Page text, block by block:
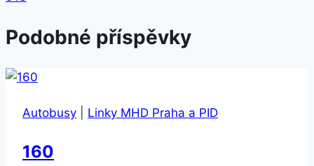
Podobné příspěvky
Autobusy Linky MHD Praha a PID
160